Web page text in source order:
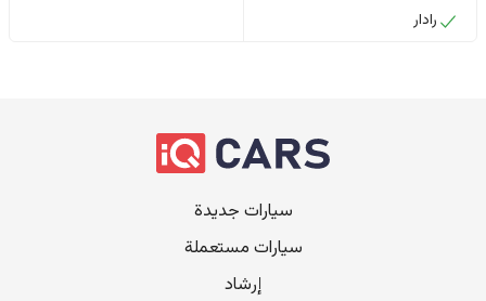
رادار
سيارات جديدة
سيارات مستعملة
إرشاد